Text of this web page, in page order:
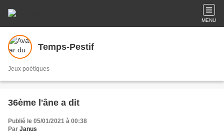
MENU
Temps-Pestif
Jeux poétiques
36ème l'âne a dit
Publié le 05/01/2021 à 00:38
Par Janus